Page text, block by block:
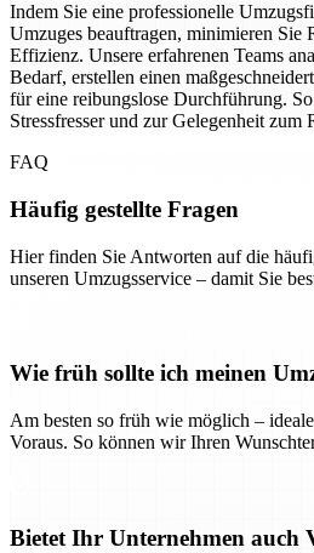
Indem Sie eine professionelle
Umzuges beauftragen, minimieren Sie
Effizienz. Unsere erfahrenen Teams
Bedarf, erstellen einen
für eine reibungslose Durchführung.
Stressfresser und zur Gelegenheit zum
FAQ
Häufig gestellte Fragen
Hier finden Sie Antworten auf die
unseren Umzugsservice – damit Sie
Wie früh sollte ich meinen
Am besten so früh wie möglich –
Voraus. So können wir Ihren
Bietet Ihr Unternehmen auch